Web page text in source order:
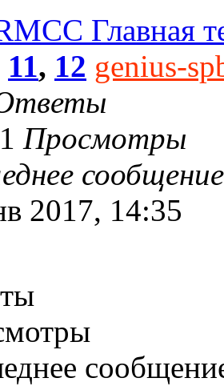
Главная
11, 12 genius-
Просмотры
2017, 14:35